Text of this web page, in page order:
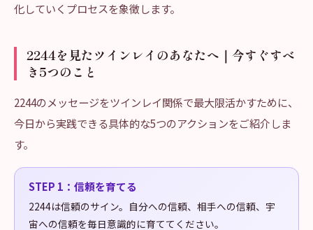
化していくプロセスを象徴します。
2244を見たツインレイのあなたへ｜今すぐすべ
き5つのこと
2244のメッセージをツインレイ関係で最大限活かすために、
今日から実践できる具体的な5つのアクションをご紹介しま
す。
STEP 1 ： 信頼を育てる
2244は信頼のサイン。自分への信頼、相手への信頼、宇
宙への信頼を毎日意識的に育ててください。